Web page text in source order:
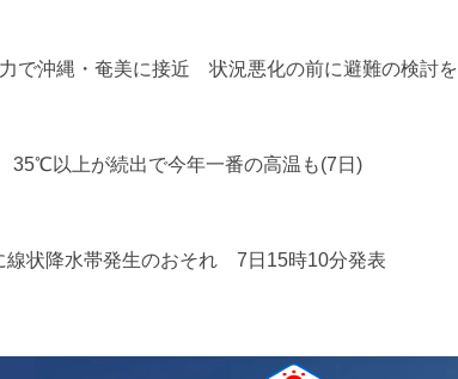
で沖縄・奄美に接近 状況悪化の前に避難の検討を
以上が続出で今年一番の高温も(7日)
線状降水帯発生のおそれ 7日15時10分発表